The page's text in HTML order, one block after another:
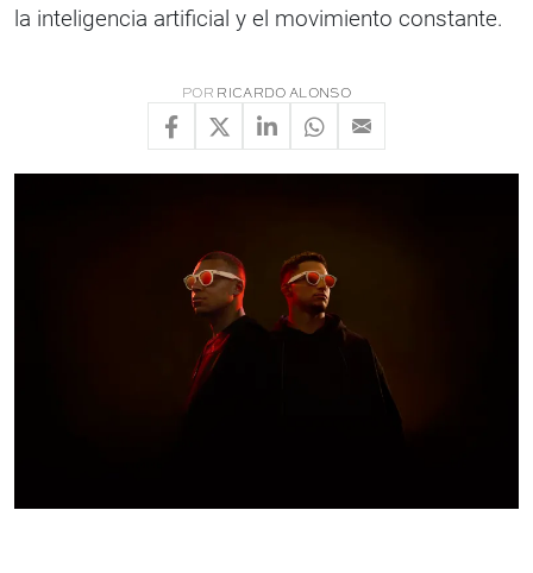
la inteligencia artificial y el movimiento constante.
POR RICARDO ALONSO